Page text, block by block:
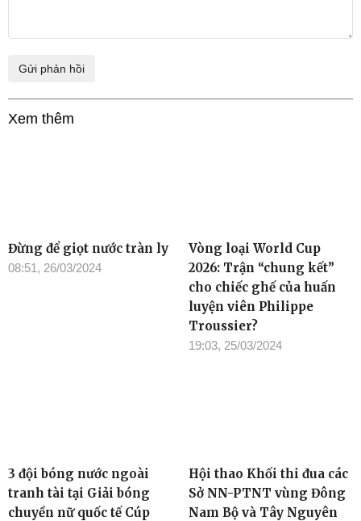
Xem thêm
Đừng để giọt nước tràn ly
08:51, 26/03/2024
Vòng loại World Cup
2026: Trận “chung kết”
cho chiếc ghế của huấn
luyện viên Philippe
Troussier?
19:03, 25/03/2024
3 đội bóng nước ngoài
tranh tài tại Giải bóng
chuyền nữ quốc tế Cúp
Hội thao Khối thi đua các
Sở NN-PTNT vùng Đông
Nam Bộ và Tây Nguyên